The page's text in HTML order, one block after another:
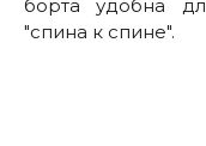
борта удобна
"спина к спине".